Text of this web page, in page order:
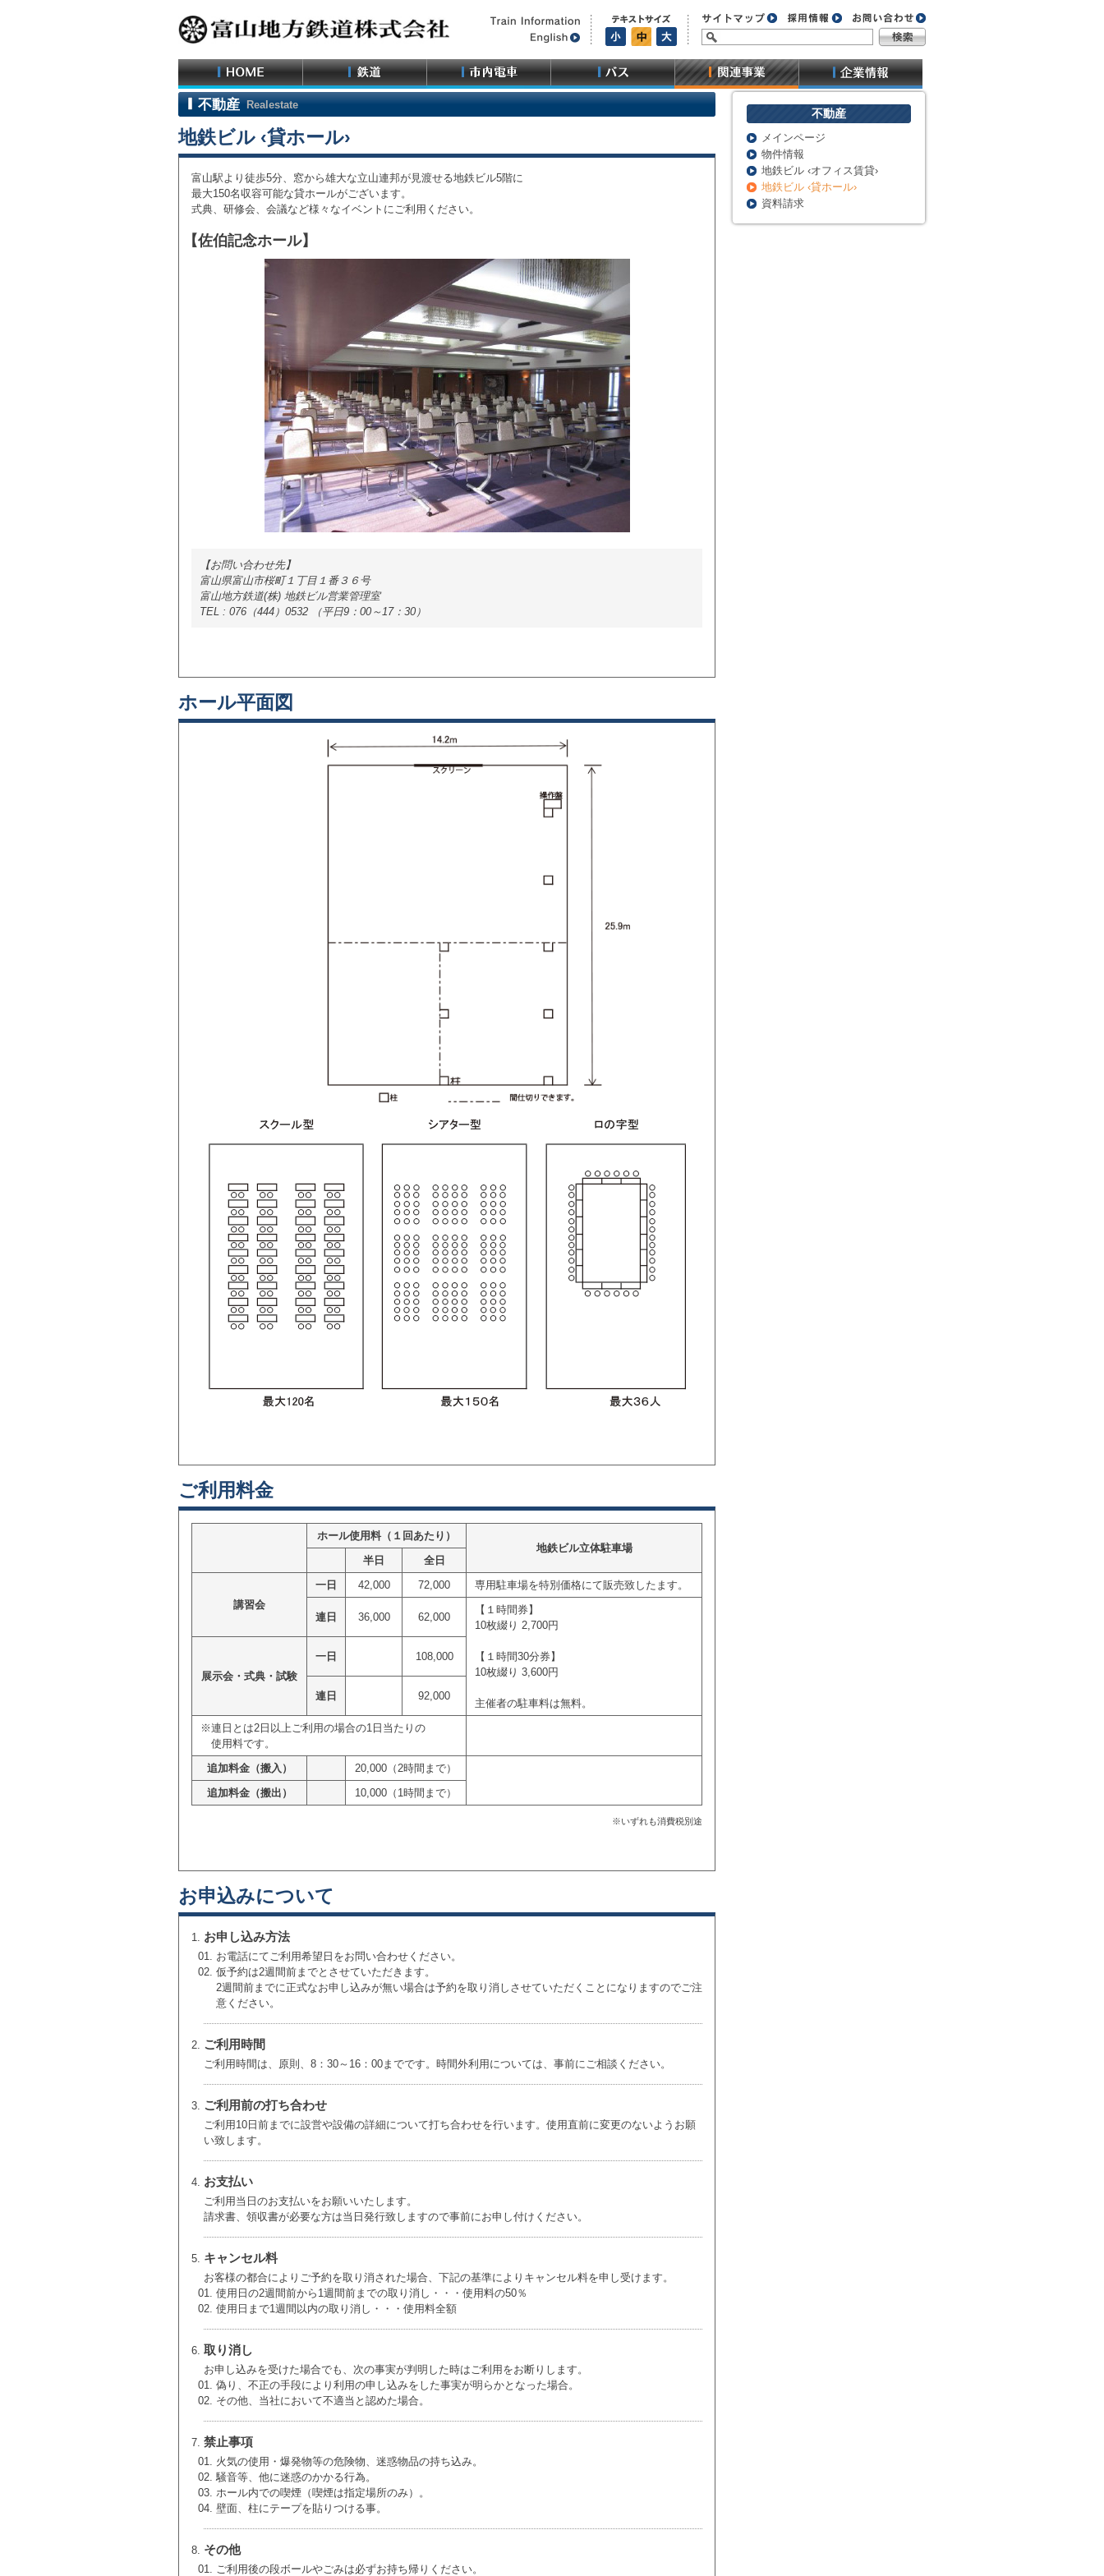
不動産
メインページ
物件情報
地鉄ビル ‹オフィス賃貸›
地鉄ビル ‹貸ホール›
資料請求
不動産 Realestate
地鉄ビル ‹貸ホール›
富山駅より徒歩5分、窓から雄大な立山連邦が見渡せる地鉄ビル5階に
最大150名収容可能な貸ホールがございます。
式典、研修会、会議など様々なイベントにご利用ください。
【佐伯記念ホール】
【お問い合わせ先】
富山県富山市桜町１丁目１番３６号
富山地方鉄道(株) 地鉄ビル営業管理室
TEL : 076（444）0532 （平日9：00～17：30）
ホール平面図
ご利用料金
ホール使用料（１回あたり）
地鉄ビル立体駐車場
半日
全日
講習会
一日 42,000 72,000 専用駐車場を特別価格にて販売致したます。
連日 36,000 62,000
【１時間券】
10枚綴り 2,700円
【１時間30分券】
10枚綴り 3,600円
主催者の駐車料は無料。
展示会・式典・試験
一日 108,000
連日 92,000
※連日とは2日以上ご利用の場合の1日当たりの
使用料です。
追加料金（搬入）
20,000（2時間まで）
追加料金（搬出）
10,000（1時間まで）
※いずれも消費税別途
お申込みについて
お申し込み方法
お電話にてご利用希望日をお問い合わせください。
仮予約は2週間前までとさせていただきます。
2週間前までに正式なお申し込みが無い場合は予約を取り消しさせていただくことになりますのでご注
意ください。
ご利用時間
ご利用時間は、原則、8：30～16：00までです。時間外利用については、事前にご相談ください。
ご利用前の打ち合わせ
ご利用10日前までに設営や設備の詳細について打ち合わせを行います。使用直前に変更のないようお願
い致します。
お支払い
ご利用当日のお支払いをお願いいたします。
請求書、領収書が必要な方は当日発行致しますので事前にお申し付けください。
キャンセル料
お客様の都合によりご予約を取り消された場合、下記の基準によりキャンセル料を申し受けます。
使用日の2週間前から1週間前までの取り消し・・・使用料の50％
使用日まで1週間以内の取り消し・・・使用料全額
取り消し
お申し込みを受けた場合でも、次の事実が判明した時はご利用をお断りします。
偽り、不正の手段により利用の申し込みをした事実が明らかとなった場合。
その他、当社において不適当と認めた場合。
禁止事項
火気の使用・爆発物等の危険物、迷惑物品の持ち込み。
騒音等、他に迷惑のかかる行為。
ホール内での喫煙（喫煙は指定場所のみ）。
壁面、柱にテープを貼りつける事。
その他
ご利用後の段ボールやごみは必ずお持ち帰りください。